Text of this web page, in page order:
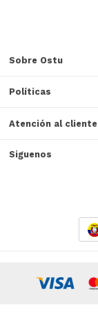
Sobre Ostu
Políticas
Atención al cliente
Siguenos